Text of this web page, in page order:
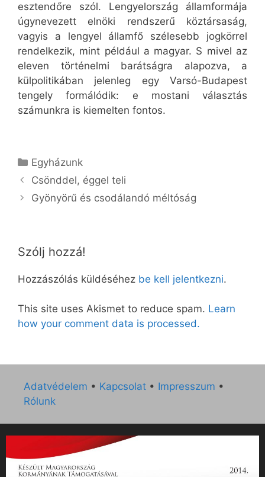
esztendőre szól. Lengyelország államformája
úgynevezett elnöki rendszerű köztársaság,
vagyis a lengyel államfő szélesebb jogkörrel
rendelkezik, mint például a magyar. S mivel az
eleven történelmi barátságra alapozva, a
külpolitikában jelenleg egy Varsó-Budapest
tengely formálódik: e mostani választás
számunkra is kiemelten fontos.
Kategória
Egyházunk
Csönddel, éggel teli
Gyönyörű és csodálandó méltóság
Szólj hozzá!
Hozzászólás küldéséhez be kell jelentkezni.
This site uses Akismet to reduce spam. Learn
how your comment data is processed.
Adatvédelem • Kapcsolat • Impresszum •
Rólunk